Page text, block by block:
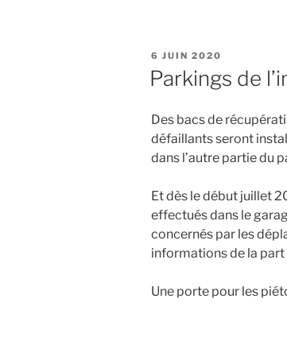
PUBLIÉ
LE
6 JUIN 2020
Parkings de
Des bacs de
défaillants seront
dans l’autre partie du
Et dès le début juillet
effectués dans le
concernés par les
informations de la part
Une porte pour les